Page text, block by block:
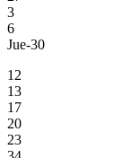
3
6
Jue-30
12
13
17
20
23